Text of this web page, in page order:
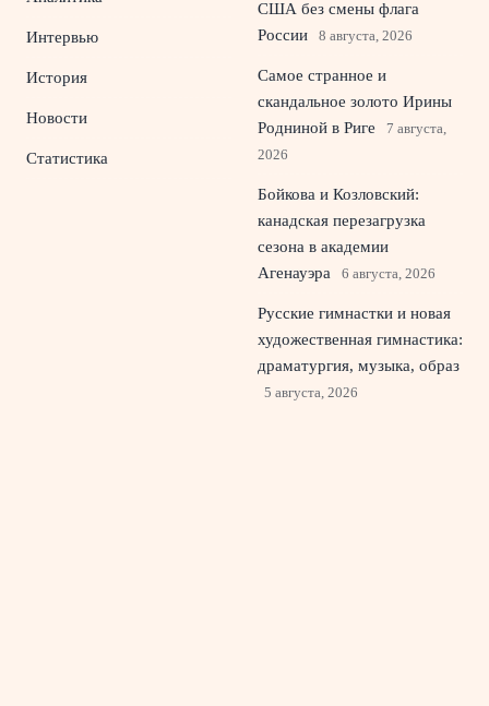
Интервью
История
Новости
Статистика
США без смены флага
России
8 августа, 2026
Самое странное и
скандальное золото Ирины
Родниной в Риге
7 августа,
2026
Бойкова и Козловский:
канадская перезагрузка
сезона в академии
Агенауэра
6 августа, 2026
Русские гимнастки и новая
художественная гимнастика:
драматургия, музыка, образ
5 августа, 2026